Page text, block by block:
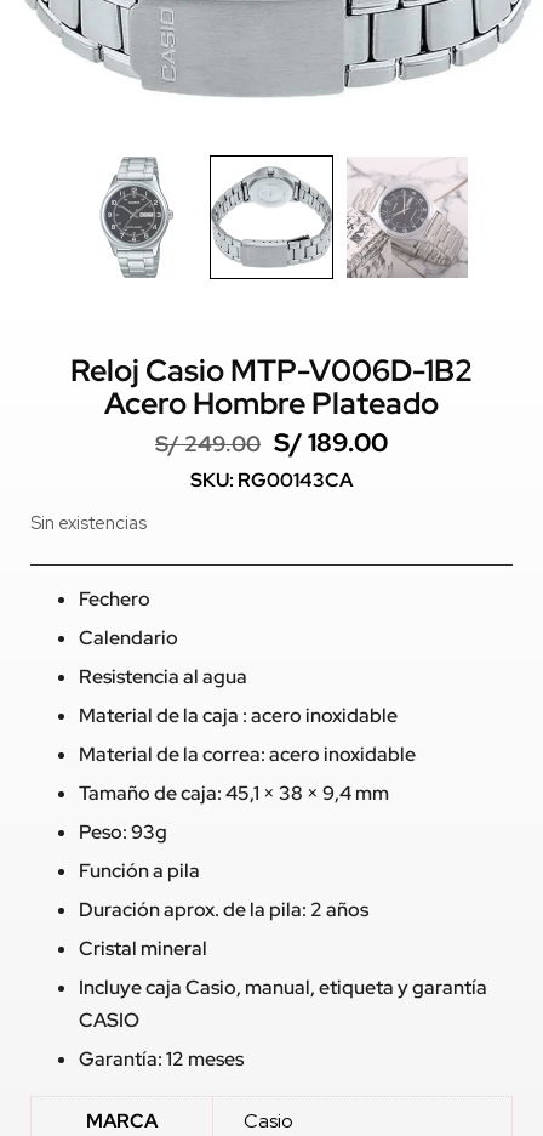
Reloj Casio MTP-V006D-1B2
Acero Hombre Plateado
S/249.00 S/189.00
SKU: RG00143CA
Sin existencias
Fechero
Calendario
Resistencia al agua
Material de la caja : acero inoxidable
Material de la correa: acero inoxidable
Tamaño de caja: 45,1 × 38 × 9,4 mm
Peso: 93g
Función a pila
Duración aprox. de la pila: 2 años
Cristal mineral
Incluye caja Casio, manual, etiqueta y garantía
CASIO
Garantía: 12 meses
MARCA Casio